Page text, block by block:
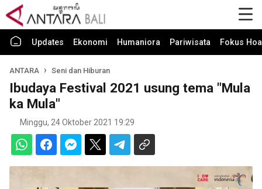
Updates Ekonomi Humaniora Pariwisata Fokus
ANTARA Seni dan Hiburan
Ibudaya Festival 2021 usung tema "Mula
ka Mula"
Minggu, 24 Oktober 2021 19:29